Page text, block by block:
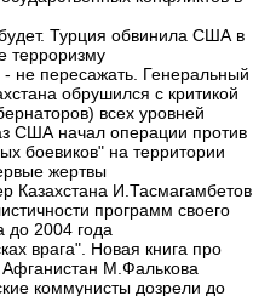
Турция обвинила США в
терроризму
не пересажать. Генеральный
обрушился с критикой
всех уровней
США начал операции против
боевиков" на территории
жертвы
Казахстана И.Тасмагамбетов
программ своего
до 2004 года
врага". Новая книга про
М.Фалькова
коммунисты дозрели до